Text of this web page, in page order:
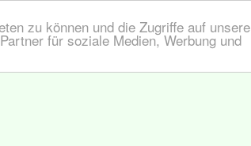
zu können und die Zugriffe auf unsere
für soziale Medien, Werbung und